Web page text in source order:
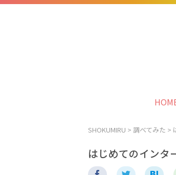
SHOKUMIRU > 調べてみた >
はじめてのインタ